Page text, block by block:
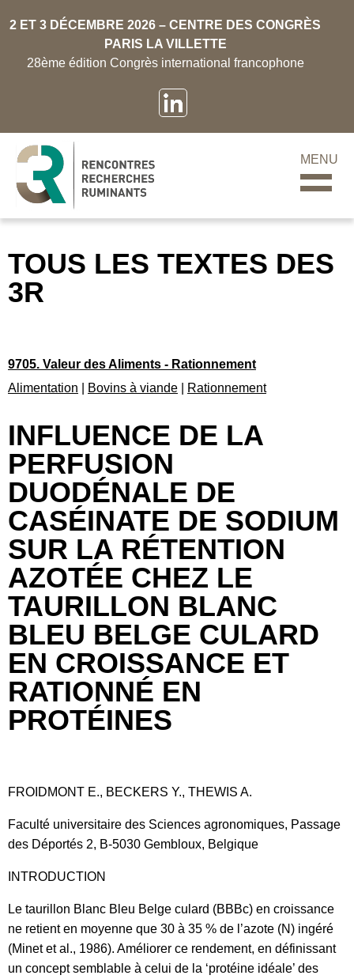
2 ET 3 DÉCEMBRE 2026 – CENTRE DES CONGRÈS
PARIS LA VILLETTE
28ème édition Congrès international francophone
MENU
TOUS LES TEXTES DES
3R
9705. Valeur des Aliments - Rationnement
Alimentation
Bovins à viande Rationnement
INFLUENCE DE LA
PERFUSION
DUODÉNALE DE
CASÉINATE DE SODIUM
SUR LA RÉTENTION
AZOTÉE CHEZ LE
TAURILLON BLANC
BLEU BELGE CULARD
EN CROISSANCE ET
RATIONNÉ EN
PROTÉINES
FROIDMONT E., BECKERS Y., THEWIS A.
Faculté universitaire des Sciences agronomiques, Passage
des Déportés 2, B-5030 Gembloux, Belgique
INTRODUCTION
Le taurillon Blanc Bleu Belge culard (BBBc) en croissance
ne retient en moyenne que 30 à 35 % de l’azote (N) ingéré
(Minet et al., 1986). Améliorer ce rendement, en définissant
un concept semblable à celui de la ‘protéine idéale’ des